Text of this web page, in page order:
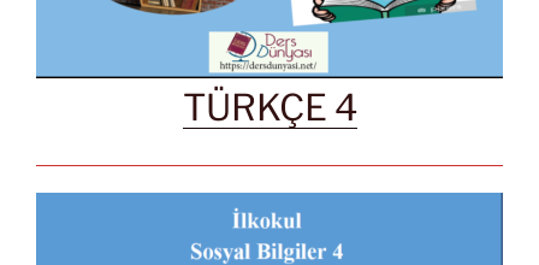
TÜRKÇE 4